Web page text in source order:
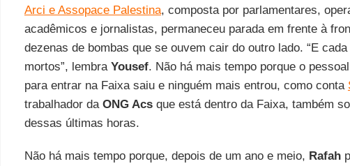
Arci e Assopace Palestina, composta por parlamentares,
acadêmicos e jornalistas, permaneceu parada em frente à
dezenas de bombas que se ouvem cair do outro lado. “E
mortos”, lembra Yousef. Não há mais tempo porque o
para entrar na Faixa saiu e ninguém mais entrou, como conta
trabalhador da ONG Acsque está dentro da Faixa, também
dessas últimas horas.
Não há mais tempo porque, depois de um ano e meio, Rafah